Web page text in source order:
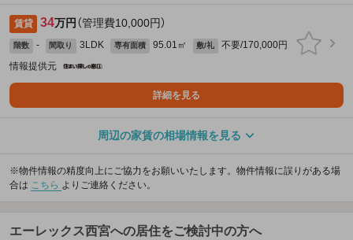
賃貸 34万円（管理費10,000円）
階数 - 間取り 3LDK 専有面積 95.01㎡ 敷/礼
不要/170,000円
情報提供元
詳細を見る
周辺の家賃の相場情報を見る
※物件情報の精度向上にご協力をお願いいたします。物件情報に誤りがある場
合は こちら よりご連絡ください。
エーレックス西宮への居住をご検討中の方へ